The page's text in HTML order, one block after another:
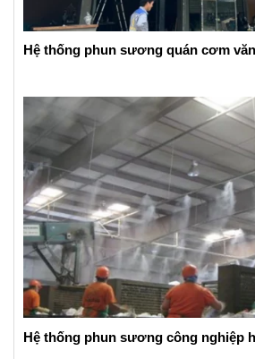
Hệ thống phun sương quán cơm
Hệ thống phun sương công nghiệp